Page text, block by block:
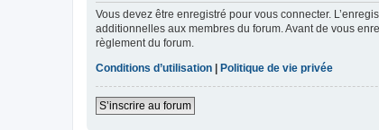
Vous devez être enregistré pour vous connecter.
additionnelles aux membres du forum. Avant de vous
règlement du forum.
Conditions d’utilisation
Politique de vie privée
S’inscrire au forum